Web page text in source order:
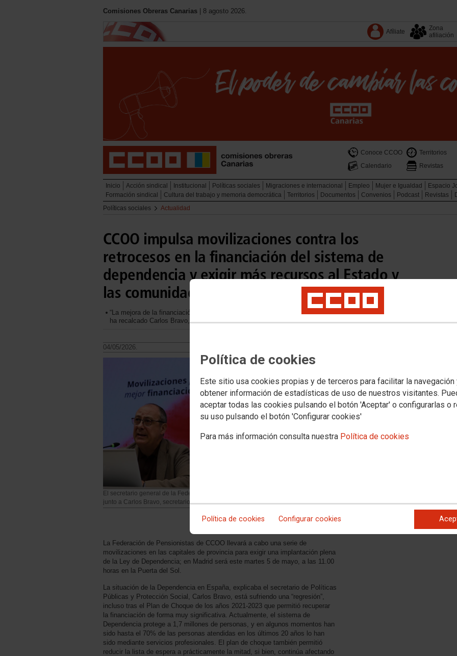
Política de cookies
Este sitio usa cookies propias y de terceros para facilitar la navegación
obtener información de estadísticas de uso de nuestros visitantes.
aceptar todas las cookies pulsando el botón 'Aceptar' o configurarlas o
su uso pulsando el botón 'Configurar cookies'
Para más información consulta nuestra Política de cookies
Política de cookies Configurar cookies
Comisiones Obreras Canarias | 8 agosto 2026.
Afíliate
Zona
afiliación
Conoce CCOO
Territorios
Calendario
Revistas
Inicio Acción sindical Institucional Políticas sociales Migraciones e internacional Empleo Mujer e Igualdad
Espacio
Formación sindical
Cultura del trabajo y memoria democrática Territorios Documentos Convenios Podcast Revistas
Políticas sociales
Actualidad
CCOO impulsa movilizaciones contra los
retrocesos en la financiación del sistema de
dependencia y exigir más recursos al Estado y
las comunidades autónomas
“La mejora de la financiación estatal no se ha traducido en una mejora de las condiciones de empleo”,
ha recalcado Carlos Bravo, secretario de Políticas Públicas y Protección Social
04/05/2026.
El secretario general de la Federación de Pensionistas de CCOO, Juan Sepúlveda;
junto a Carlos Bravo, secretario confederal de Políticas Públicas y Protección Social.
La Federación de Pensionistas de CCOO llevará a cabo una serie de
movilizaciones en las capitales de provincia para exigir una implantación plena
de la Ley de Dependencia; en Madrid será este martes 5 de mayo, a las 11.00
horas en la Puerta del Sol.
La situación de la Dependencia en España, explicaba el secretario de Políticas
Públicas y Protección Social, Carlos Bravo, está sufriendo una “regresión”,
incluso tras el Plan de Choque de los años 2021-2023 que permitió recuperar
la financiación de forma muy significativa. Actualmente, el sistema de
Dependencia protege a 1,7 millones de personas, y en algunos momentos han
sido hasta el 70% de las personas atendidas en los últimos 20 años lo han
sido mediante servicios profesionales. El plan de choque también permitió
reducir la lista de espera a prácticamente la mitad, si bien, continúa afectando